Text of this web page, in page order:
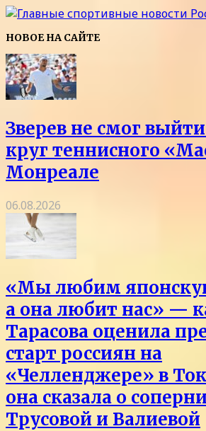
НОВОЕ НА САЙТЕ
Зверев не смог
круг теннисного
Монреале
06.08.2026
«Мы любим
а она любит нас» —
Тарасова оценила
старт россиян на
«Челленджере» в
она сказала о
Трусовой и Валиевой